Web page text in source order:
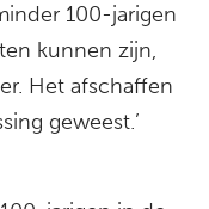
100-jarigen
kunnen zijn,
Het afschaffen
geweest.’